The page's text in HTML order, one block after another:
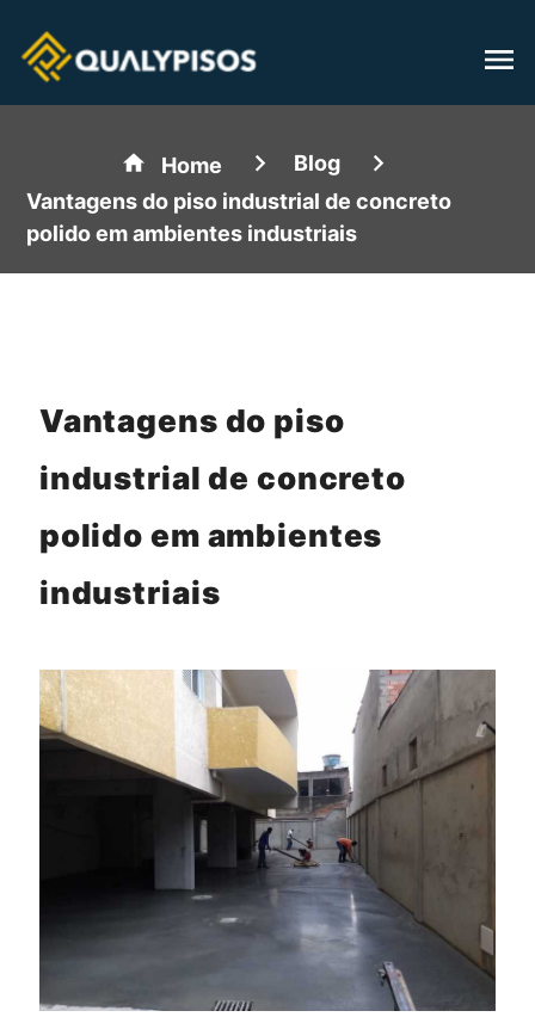
Home
Blog
Vantagens do piso industrial de concreto
polido em ambientes industriais
Vantagens do piso
industrial de concreto
polido em ambientes
industriais